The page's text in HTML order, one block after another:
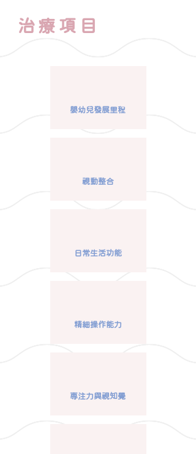
治療項目
​嬰幼兒發展里程
視動整合
日常生活功能
精細操作能力
專注力與視知覺